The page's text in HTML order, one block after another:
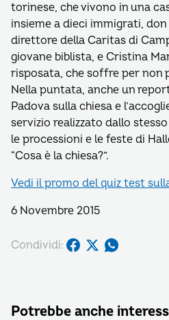
torinese, che vivono in una
insieme a dieci immigrati,
direttore della Caritas di
giovane biblista, e Cristina
risposata, che soffre per non
Nella puntata, anche un
Padova sulla chiesa e
servizio realizzato dallo
le processioni e le feste di
“Cosa è la chiesa?”.
Vedi il promo del quiz test
6 Novembre 2015
Condividi:
Potrebbe anche